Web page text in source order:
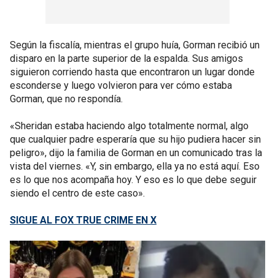
Según la fiscalía, mientras el grupo huía, Gorman recibió un
disparo en la parte superior de la espalda. Sus amigos
siguieron corriendo hasta que encontraron un lugar donde
esconderse y luego volvieron para ver cómo estaba
Gorman, que no respondía.
«Sheridan estaba haciendo algo totalmente normal, algo
que cualquier padre esperaría que su hijo pudiera hacer sin
peligro», dijo la familia de Gorman en un comunicado tras la
vista del viernes. «Y, sin embargo, ella ya no está aquí. Eso
es lo que nos acompaña hoy. Y eso es lo que debe seguir
siendo el centro de este caso».
SIGUE AL FOX TRUE CRIME EN X